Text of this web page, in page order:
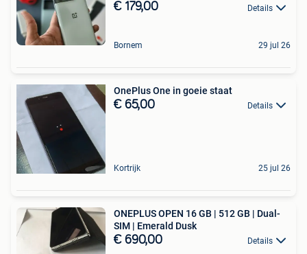
€ 179,00 Details
Bornem 29 jul 26
OnePlus One in goeie staat
€ 65,00 Details
Kortrijk 25 jul 26
ONEPLUS OPEN 16 GB | 512 GB | Dual-
SIM | Emerald Dusk
€ 690,00 Details